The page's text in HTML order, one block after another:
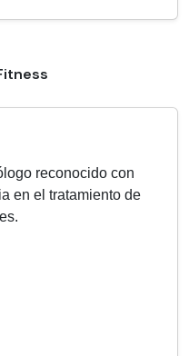
reconocido con
en el tratamiento de